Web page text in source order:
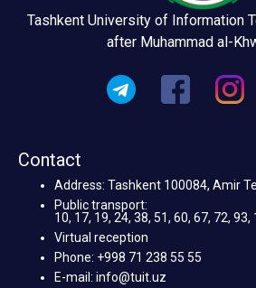
Tashkent University of Information
after Muhammad al-
Contact
Address: Tashkent 100084, Amir
Public transport:
10, 17, 19, 24, 38, 51, 60, 67, 72, 93,
Virtual reception
Phone: +998 71 238 55 55
E-mail: info@tuit.uz